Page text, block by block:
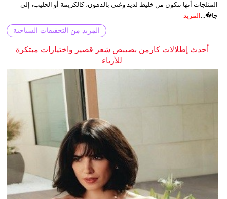
المثلجات أنها تتكون من خليط لذيذ وغني بالدهون، كالكريمة أو الحليب، إلى
جا�... المزيد
المزيد من التحقيقات السياحية
أحدث إطلالات كارمن بصيبص شعر قصير واختيارات مبتكرة
للأزياء